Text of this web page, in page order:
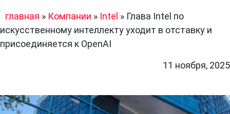
главная » Компании » Intel » Глава Intel по
искусственному интеллекту уходит в отставку и
присоединяется к OpenAI
11 ноября, 2025